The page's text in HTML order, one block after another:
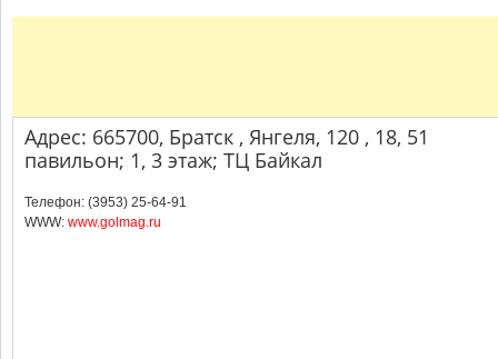
Адрес: 665700, Братск , Янгеля, 120 , 18, 51
павильон; 1, 3 этаж; ТЦ Байкал
Телефон: (3953) 25-64-91
WWW: www.golmag.ru